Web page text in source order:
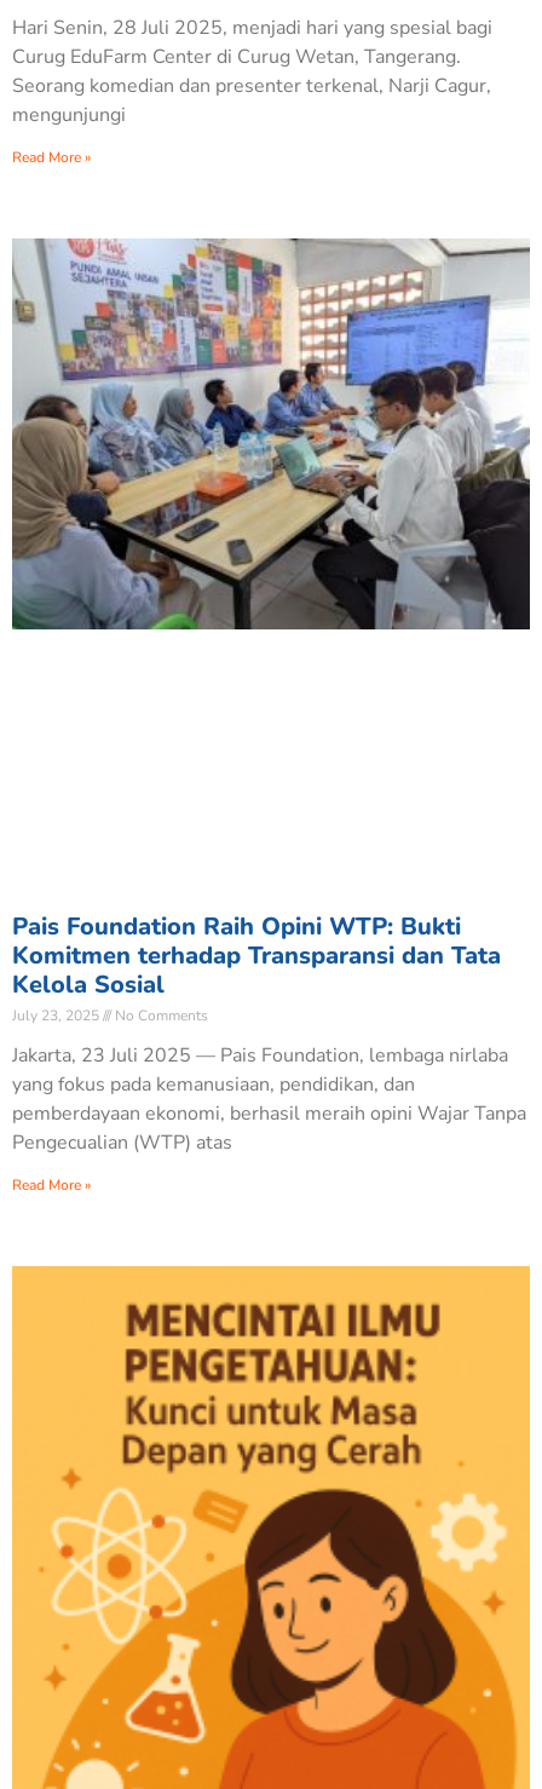
Hari Senin, 28 Juli 2025, menjadi hari yang spesial bagi
Curug EduFarm Center di Curug Wetan, Tangerang.
Seorang komedian dan presenter terkenal, Narji Cagur,
mengunjungi
Read More »
Pais Foundation Raih Opini WTP: Bukti
Komitmen terhadap Transparansi dan Tata
Kelola Sosial
July 23, 2025 No Comments
Jakarta, 23 Juli 2025 — Pais Foundation, lembaga nirlaba
yang fokus pada kemanusiaan, pendidikan, dan
pemberdayaan ekonomi, berhasil meraih opini Wajar Tanpa
Pengecualian (WTP) atas
Read More »